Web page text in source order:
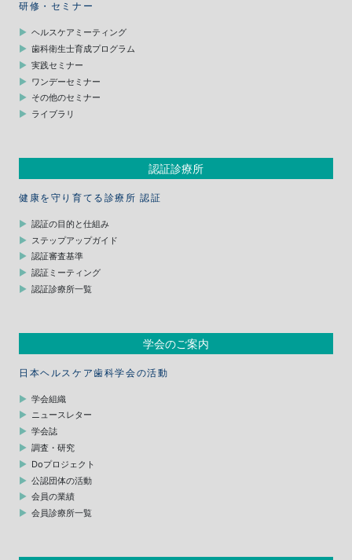
研修・セミナー
ヘルスケアミーティング
歯科衛生士育成プログラム
実践セミナー
ワンデーセミナー
その他のセミナー
ライブラリ
認証診療所
健康を守り育てる診療所 認証
認証の目的と仕組み
ステップアップガイド
認証審査基準
認証ミーティング
認証診療所一覧
学会のご案内
日本ヘルスケア歯科学会の活動
学会組織
ニュースレター
学会誌
調査・研究
Doプロジェクト
公認団体の活動
会員の業績
会員診療所一覧